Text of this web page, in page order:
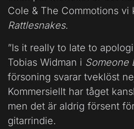
Cole & The Commotions vi
Rattlesnakes.
”Is it really to late to
Tobias Widman i Someone
försoning svarar tveklöst
Kommersiellt har tåget
men det är aldrig försent
gitarrindie.